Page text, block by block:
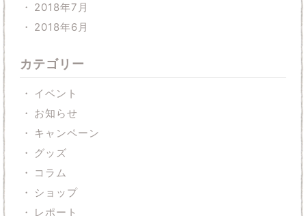
2018年7月
2018年6月
カテゴリー
イベント
お知らせ
キャンペーン
グッズ
コラム
ショップ
レポート